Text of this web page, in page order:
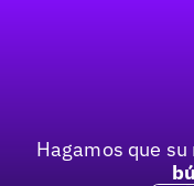
Hagamos que